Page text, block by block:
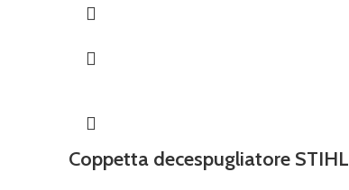
Coppetta decespugliatore STIHL